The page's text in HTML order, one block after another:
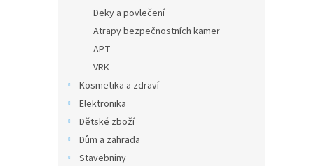
Deky a povlečení
Atrapy bezpečnostních kamer
APT
VRK
Kosmetika a zdraví
Elektronika
Dětské zboží
Dům a zahrada
Stavebniny